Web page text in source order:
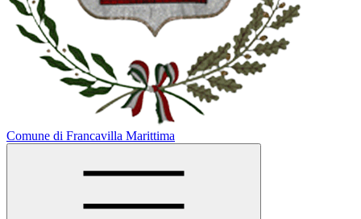
Comune di Francavilla Marittima